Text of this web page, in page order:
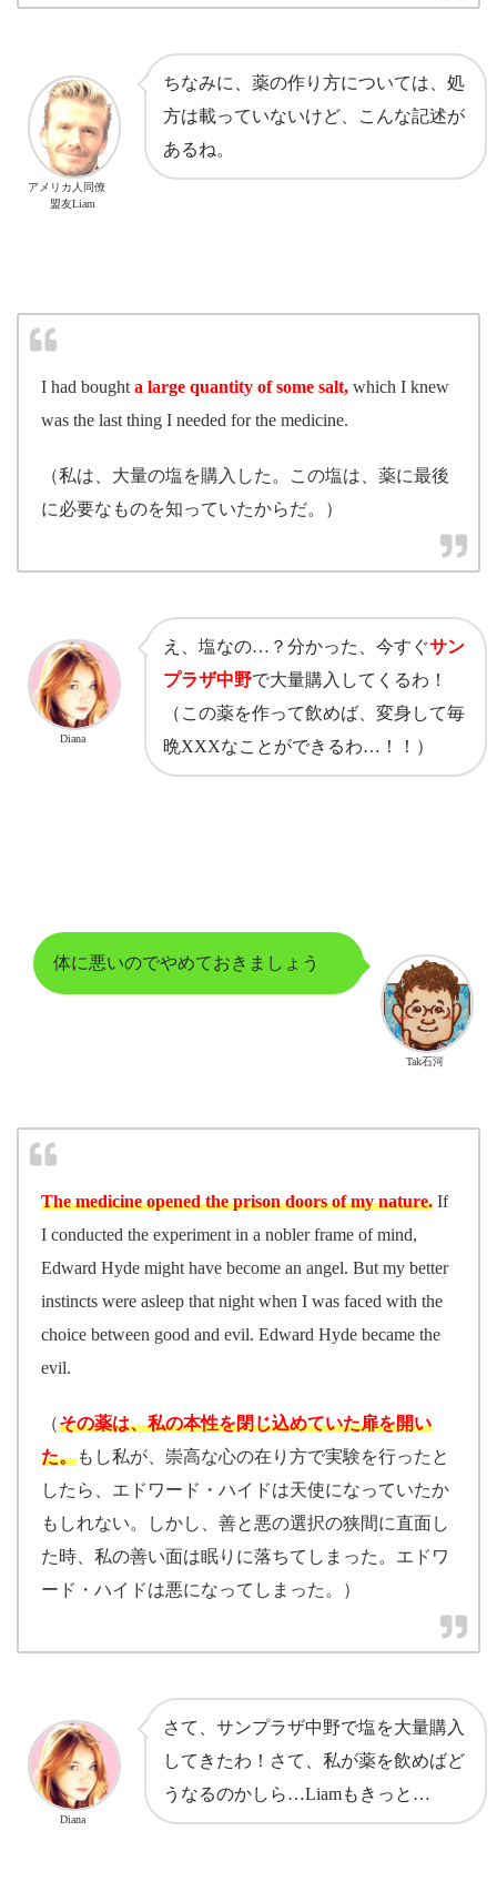
ちなみに、薬の作り方については、処
方は載っていないけど、こんな記述が
あるね。
アメリカ人同僚
盟友Liam
I had bought a large quantity of some salt, which I knew
was the last thing I needed for the medicine.
（私は、大量の塩を購入した。この塩は、薬に最後
に必要なものを知っていたからだ。）
え、塩なの…？分かった、今すぐサン
プラザ中野で大量購入してくるわ！
（この薬を作って飲めば、変身して毎
晩XXXなことができるわ…！！）
Diana
体に悪いのでやめておきましょう
Tak石河
The medicine opened the prison doors of my nature. If
I conducted the experiment in a nobler frame of mind,
Edward Hyde might have become an angel. But my better
instincts were asleep that night when I was faced with the
choice between good and evil. Edward Hyde became the
evil.
（その薬は、私の本性を閉じ込めていた扉を開い
た。もし私が、崇高な心の在り方で実験を行ったと
したら、エドワード・ハイドは天使になっていたか
もしれない。しかし、善と悪の選択の狭間に直面し
た時、私の善い面は眠りに落ちてしまった。エドワ
ード・ハイドは悪になってしまった。）
さて、サンプラザ中野で塩を大量購入
してきたわ！さて、私が薬を飲めばど
うなるのかしら…Liamもきっと…
Diana